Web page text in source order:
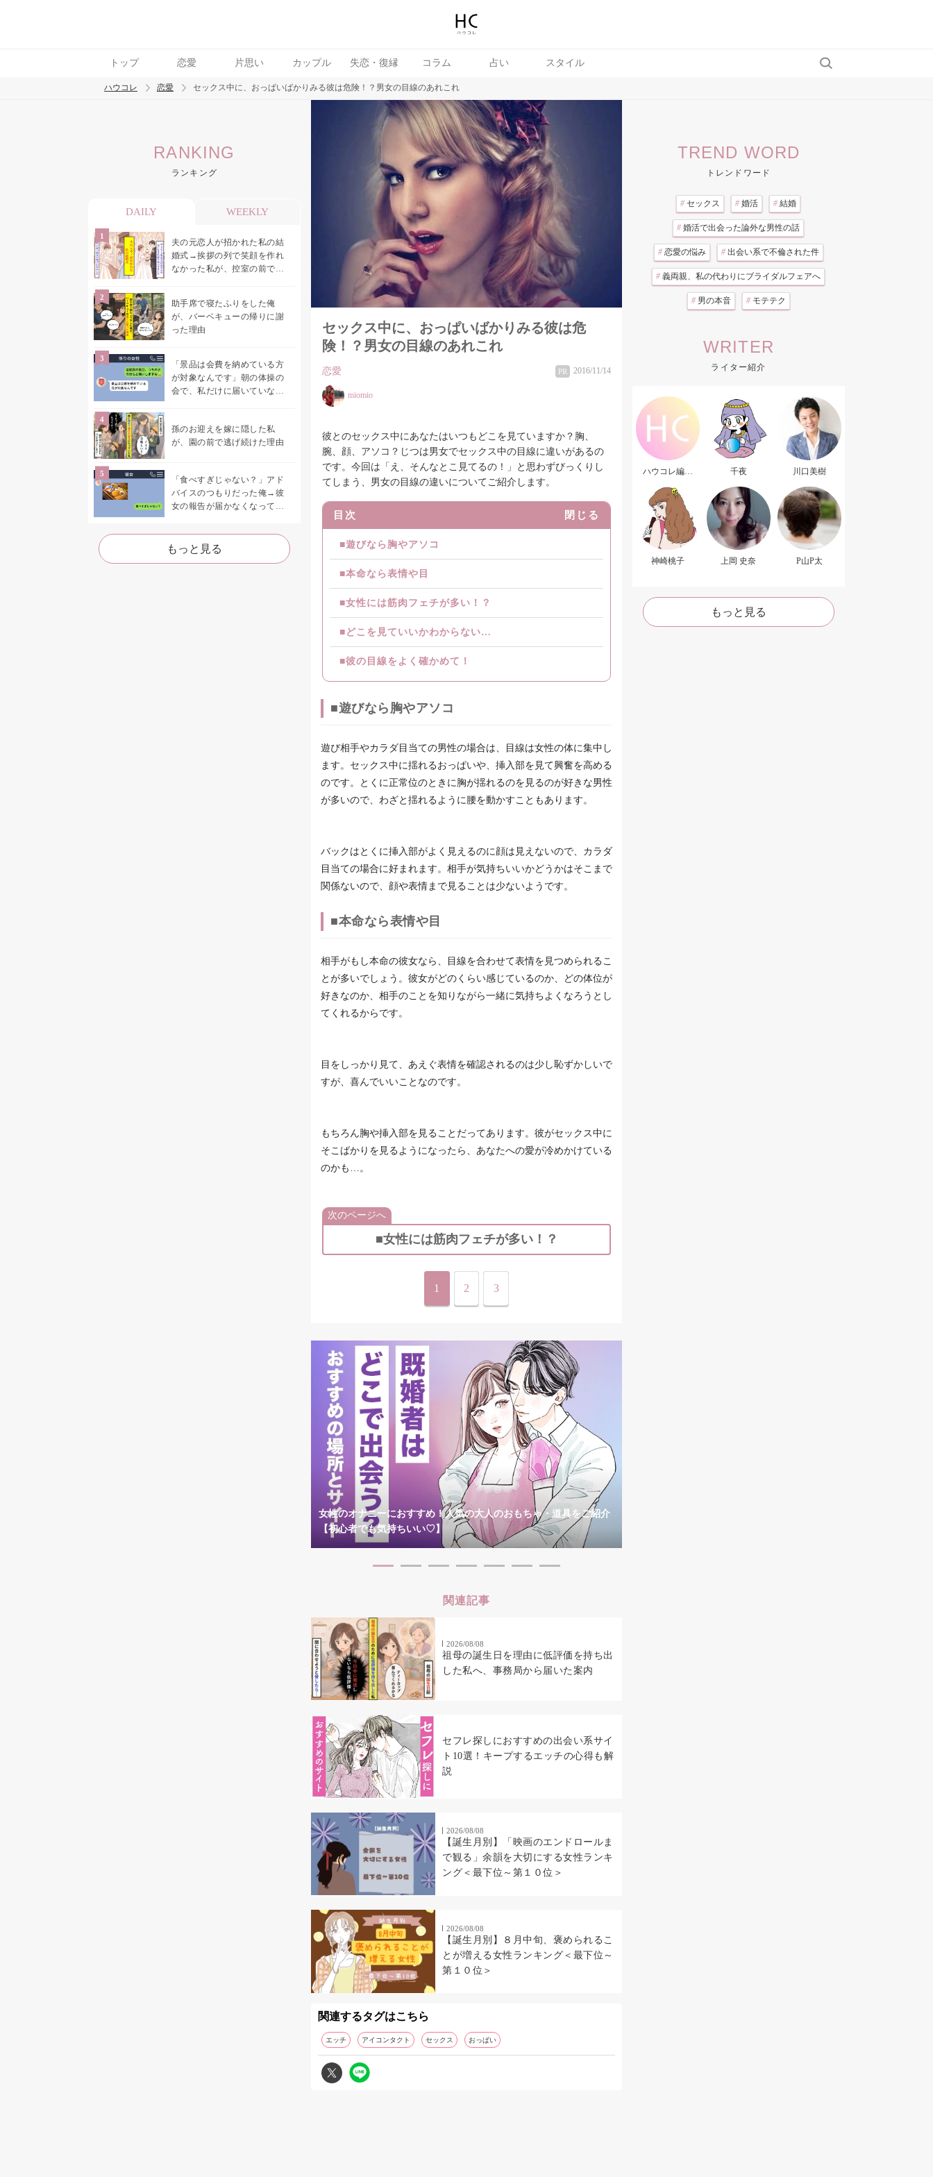
トップ 恋愛 片思い カップル 失恋・復縁 コラム 占い スタイル
トレンド ワード
ハウコレ 恋愛 セックス中に、おっぱいばかりみる彼は危険！？男女の目線のあれこれ
RANKING
ランキング
DAILY WEEKLY
夫の元恋人が招かれた私の結
婚式→挨拶の列で笑顔を作れ
なかった私が、控室の前で彼
助手席で寝たふりをした俺
が、バーベキューの帰りに謝
った理由
「景品は会費を納めている方
が対象なんです」朝の体操の
会で、私だけに届いていなか
孫のお迎えを嫁に隠した私
が、園の前で逃げ続けた理由
「食べすぎじゃない？」アド
バイスのつもりだった俺→彼
女の報告が届かなくなって、
た
もっと見る
セックス中に、おっぱいばかりみる彼は危
険！？男女の目線のあれこれ
恋愛 PR 2016/11/14
miomio
彼とのセックス中にあなたはいつもどこを見ていますか？胸、
腕、顔、アソコ？じつは男女でセックス中の目線に違いがあるの
です。今回は「え、そんなとこ見てるの！」と思わずびっくりし
てしまう、男女の目線の違いについてご紹介します。
目次 閉じる
■遊びなら胸やアソコ
■本命なら表情や目
■女性には筋肉フェチが多い！？
■どこを見ていいかわからない…
■彼の目線をよく確かめて！
■遊びなら胸やアソコ
遊び相手やカラダ目当ての男性の場合は、目線は女性の体に集中し
ます。セックス中に揺れるおっぱいや、挿入部を見て興奮を高める
のです。とくに正常位のときに胸が揺れるのを見るのが好きな男性
が多いので、わざと揺れるように腰を動かすこともあります。
バックはとくに挿入部がよく見えるのに顔は見えないので、カラダ
目当ての場合に好まれます。相手が気持ちいいかどうかはそこまで
関係ないので、顔や表情まで見ることは少ないようです。
■本命なら表情や目
相手がもし本命の彼女なら、目線を合わせて表情を見つめられるこ
とが多いでしょう。彼女がどのくらい感じているのか、どの体位が
好きなのか、相手のことを知りながら一緒に気持ちよくなろうとし
てくれるからです。
目をしっかり見て、あえぐ表情を確認されるのは少し恥ずかしいで
すが、喜んでいいことなのです。
もちろん胸や挿入部を見ることだってあります。彼がセックス中に
そこばかりを見るようになったら、あなたへの愛が冷めかけている
のかも…。
次のページへ
■女性には筋肉フェチが多い！？
1 2 3
女性のオナニーにおすすめ！人気の大人のおもちゃ・道具をご紹介
【初心者でも気持ちいい♡】
関連記事
2026/08/08
祖母の誕生日を理由に低評価を持ち出
した私へ、事務局から届いた案内
セフレ探しにおすすめの出会い系サイ
ト10選！キープするエッチの心得も解
説
2026/08/08
【誕生月別】「映画のエンドロールま
で観る」余韻を大切にする女性ランキ
ング＜最下位～第１０位＞
2026/08/08
【誕生月別】８月中旬、褒められるこ
とが増える女性ランキング＜最下位～
第１０位＞
関連するタグはこちら
エッチ アイコンタクト セックス おっぱい
TREND WORD
トレンドワード
# セックス # 婚活 # 結婚
# 婚活で出会った論外な男性の話
# 恋愛の悩み # 出会い系で不倫された件
# 義両親、私の代わりにブライダルフェアへ
# 男の本音 # モテテク
WRITER
ライター紹介
ハウコレ編集
千夜 川口美樹
神崎桃子 上岡 史奈 P山P太
もっと見る